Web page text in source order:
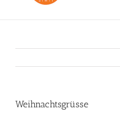
Weihnachtsgrüsse